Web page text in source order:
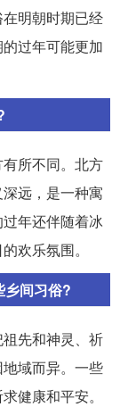
明朝时期已经
过年可能更加
所不同。北方
远，是一种寓
年还伴随着冰
欢乐氛围。
乡间习俗?
先和神灵、祈
域而异。一些
健康和平安。